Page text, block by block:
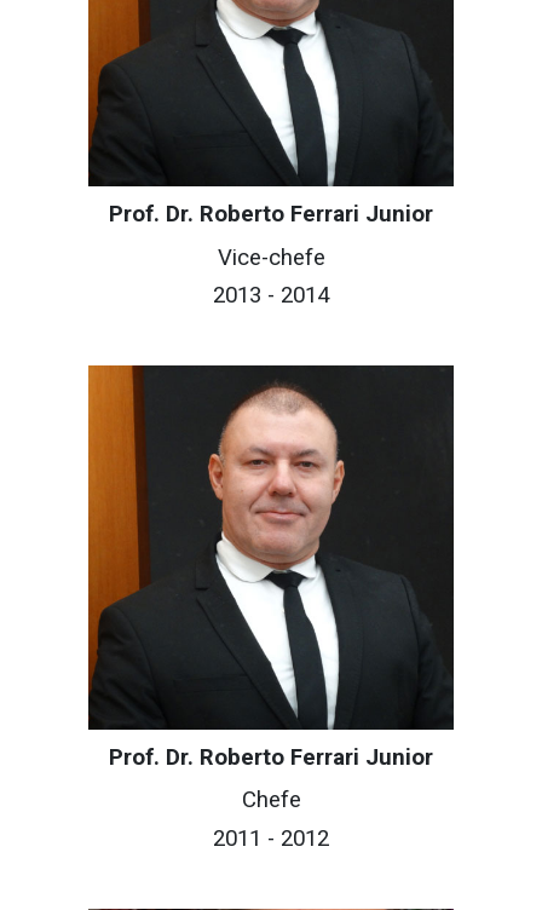
Prof. Dr. Roberto Ferrari Junior
Vice-chefe
2013 - 2014
Prof. Dr. Roberto Ferrari Junior
Chefe
2011 - 2012